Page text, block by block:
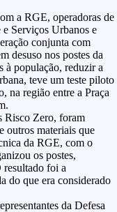
a RGE, operadoras de
Serviços Urbanos e
conjunta com
desuso nos postes da
à população, reduzir a
teve um teste piloto
na região entre a Praça
Risco Zero, foram
outros materiais que
da RGE, com o
os postes,
resultado foi a
do que era considerado
da Defesa